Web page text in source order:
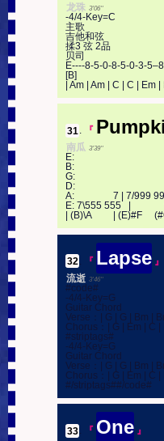
龙珠 3'06''
-4/4-Key=C
主歌
吉他和弦
揉3 弦 2品
贝司
E----8-5-0-8-5-0-3-
[B]
| Am | Am | C | C | Em |
31 . 『
南瓜 3'39''
E:
B:
G:
D:
A:                7 | 7/999
E: 7\555 555   |
| (B)\A         | (E)#F
32. 『 Lapse 』
流逝 3'46''
#code#
-4/4-Key=G
Guitar Chord
Verse：| G | G | Bm |
Chorus：| G | Em | C |
#striptags#
-4/4-Key=G
Guitar Chord
Verse：| G | G | Bm |
Chorus：| G | Em | C |
#/striptags##/code#
33. 『 One 』